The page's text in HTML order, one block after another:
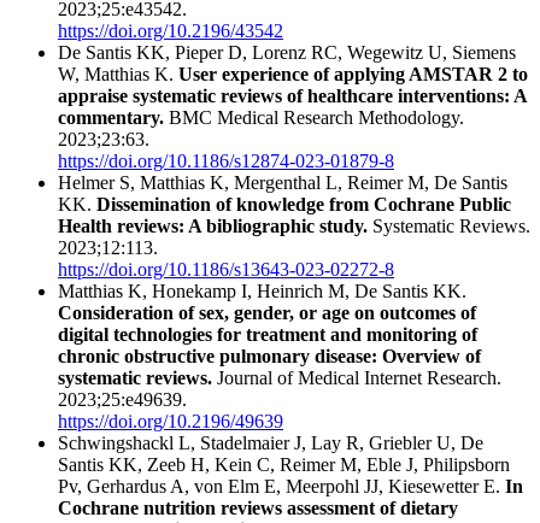
2023;25:e43542.
https://doi.org/10.2196/43542
De Santis KK, Pieper D, Lorenz RC, Wegewitz U, Siemens
W, Matthias K. User experience of applying AMSTAR 2 to
appraise systematic reviews of healthcare interventions: A
commentary. BMC Medical Research Methodology.
2023;23:63.
https://doi.org/10.1186/s12874-023-01879-8
Helmer S, Matthias K, Mergenthal L, Reimer M, De Santis
KK. Dissemination of knowledge from Cochrane Public
Health reviews: A bibliographic study. Systematic Reviews.
2023;12:113.
https://doi.org/10.1186/s13643-023-02272-8
Matthias K, Honekamp I, Heinrich M, De Santis KK.
Consideration of sex, gender, or age on outcomes of
digital technologies for treatment and monitoring of
chronic obstructive pulmonary disease: Overview of
systematic reviews. Journal of Medical Internet Research.
2023;25:e49639.
https://doi.org/10.2196/49639
Schwingshackl L, Stadelmaier J, Lay R, Griebler U, De
Santis KK, Zeeb H, Kein C, Reimer M, Eble J, Philipsborn
Pv, Gerhardus A, von Elm E, Meerpohl JJ, Kiesewetter E. In
Cochrane nutrition reviews assessment of dietary